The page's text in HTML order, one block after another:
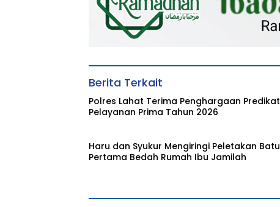
Berita Terkait
Polres Lahat Terima Penghargaan Predikat
Pelayanan Prima Tahun 2026
Haru dan Syukur Mengiringi Peletakan Batu
Pertama Bedah Rumah Ibu Jamilah